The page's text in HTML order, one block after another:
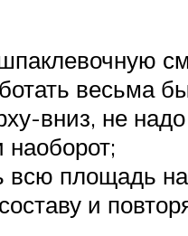
весьма
вниз, не
наоборот;
площадь на
и